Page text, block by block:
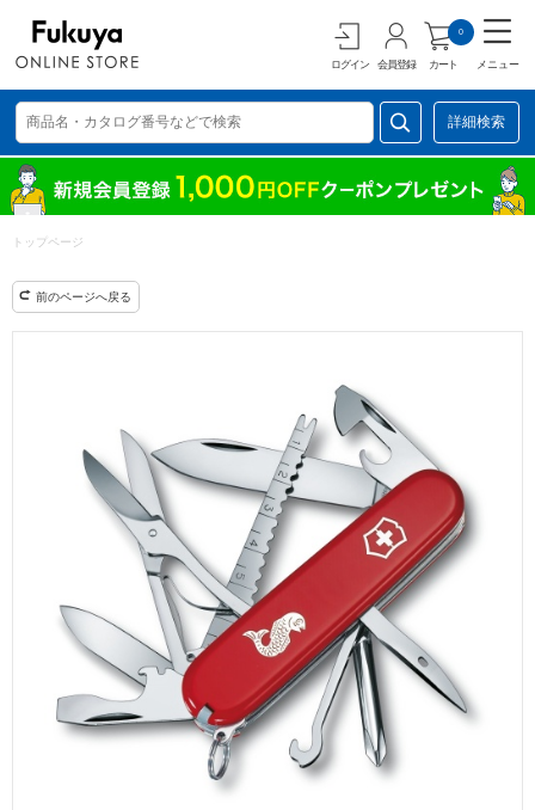
ログイン 会員登録 カート
0
メニュー
詳細検索
トップページ
前のページへ戻る